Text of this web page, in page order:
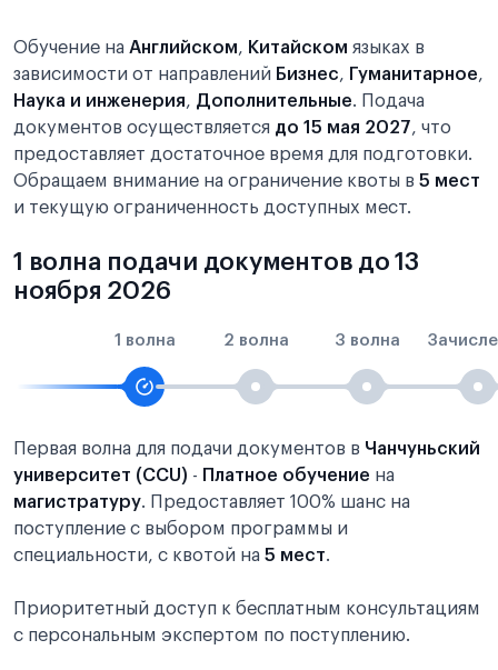
Обучение на Английском, Китайском языках в
зависимости от направлений Бизнес, Гуманитарное,
Наука и инженерия, Дополнительные. Подача
документов осуществляется до 15 мая 2027, что
предоставляет достаточное время для подготовки.
Обращаем внимание на ограничение квоты в 5 мест
и текущую ограниченность доступных мест.
1 волна подачи документов до 13
ноября 2026
1 волна 2 волна 3 волна
Первая волна для подачи документов в Чанчуньский
университет (CCU) - Платное обучение на
магистратуру. Предоставляет 100% шанс на
поступление с выбором программы и
специальности, с квотой на 5 мест.
Приоритетный доступ к бесплатным консультациям
с персональным экспертом по поступлению.